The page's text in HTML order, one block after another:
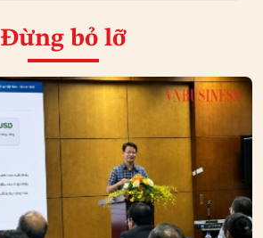
Đừng bỏ lỡ